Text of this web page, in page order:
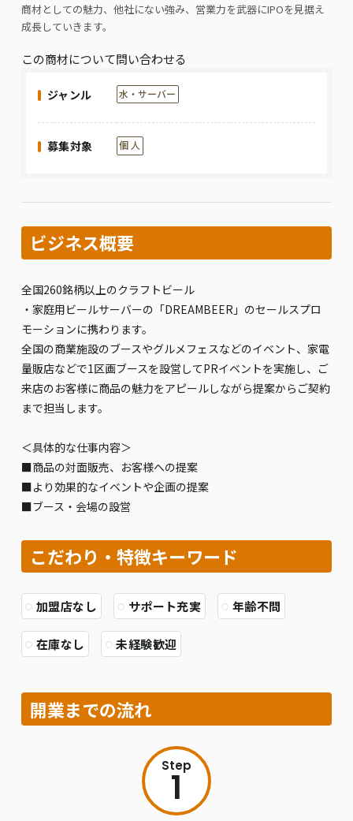
商材としての魅力、他社にない強み、営業力を武器にIPOを見据え
成長していきます。
この商材について問い合わせる
ジャンル 水・サーバー
募集対象 個 人
ビジネス概要
全国260銘柄以上のクラフトビール
・家庭用ビールサーバーの「DREAMBEER」のセールスプロ
モーションに携わります。
全国の商業施設のブースやグルメフェスなどのイベント、家電
量販店などで1区画ブースを設営してPRイベントを実施し、ご
来店のお客様に商品の魅力をアピールしながら提案からご契約
まで担当します。
＜具体的な仕事内容＞
■商品の対面販売、お客様への提案
■より効果的なイベントや企画の提案
■ブース・会場の設営
こだわり・特徴キーワード
加盟店なし サポート充実 年齢不問
在庫なし 未経験歓迎
開業までの流れ
Step
1